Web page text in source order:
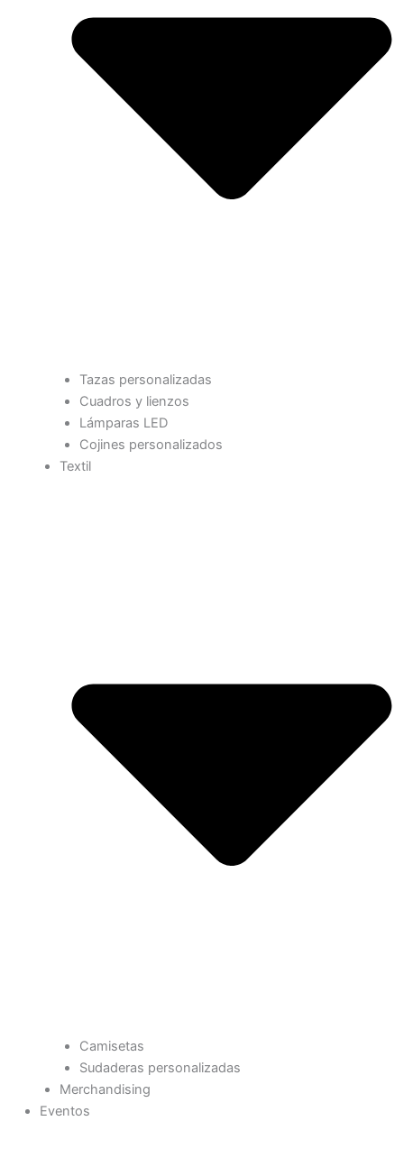
Tazas personalizadas
Cuadros y lienzos
Lámparas LED
Cojines personalizados
Textil
Camisetas
Sudaderas personalizadas
Merchandising
Eventos